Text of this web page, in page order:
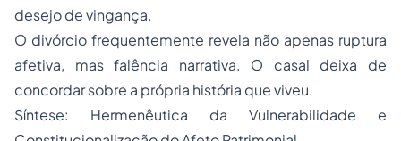
desejo de vingança.
O divórcio frequentemente revela não apenas ruptura
afetiva, mas falência narrativa. O casal deixa de
concordar sobre a própria história que viveu.
Síntese: Hermenêutica da Vulnerabilidade e